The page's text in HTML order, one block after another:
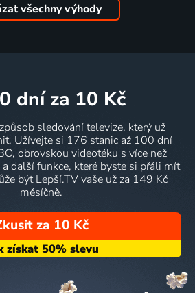
všechny výhody
dní za 10 Kč
sledování televize, který už
Užívejte si 176 stanic až 100 dní
obrovskou videotéku s více než
další funkce, které byste si přáli mít
být Lepší.TV vaše už za 149 Kč
měsíčně.
za 10 Kč